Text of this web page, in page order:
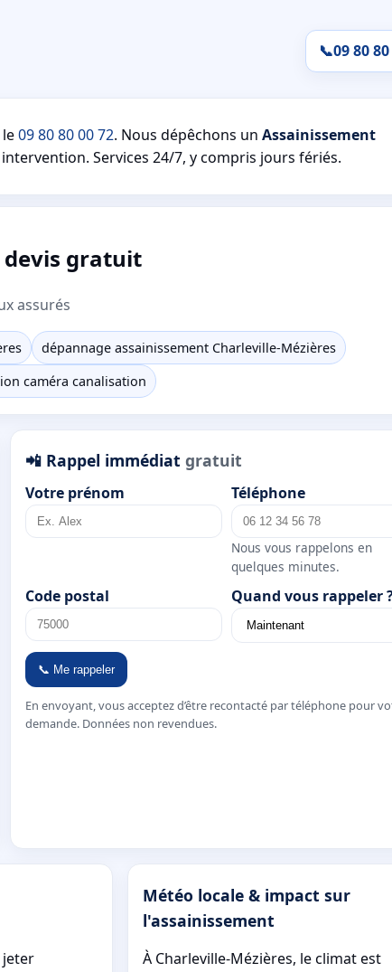
📞09 80
09 80 80 00 72. Nous dépêchons un Assainissement
Services 24/7, y compris jours fériés.
devis gratuit
assurés
dépannage assainissement Charleville-Mézières
caméra canalisation
📲 Rappel immédiatgratuit
Votre prénom Téléphone
Nous vous rappelons en
quelques minutes.
Code postal Quand vous rappeler
📞 Me rappeler
En envoyant, vous acceptez d’être recontacté par téléphone pour
demande. Données non revendues.
jeter
Météo locale & impact sur
l'assainissement
À Charleville-Mézières, le climat est